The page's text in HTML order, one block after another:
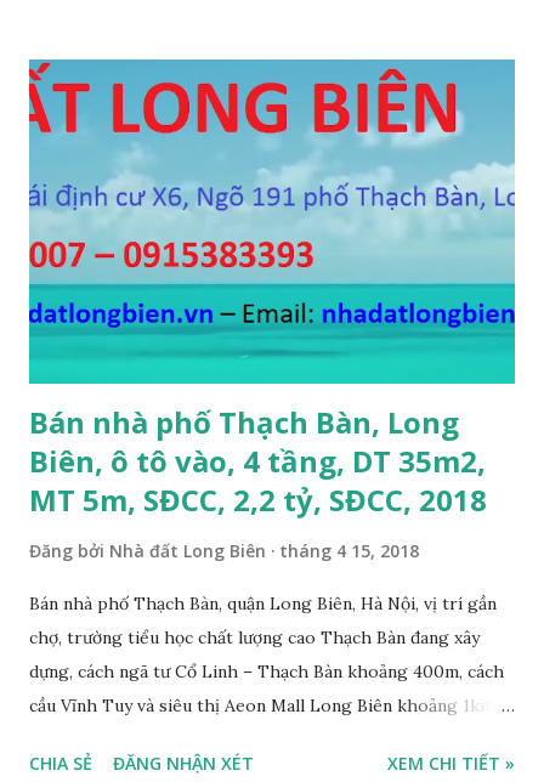
564 Nguyễn Văn Cừ, Gia Thụy, ô tô cách 15m, DT 112m2, MT
11m, chia 3 suất, hướng Đông Nam, SĐCC, giá bán: 5,7 tỷ, có
thương lượng 4. CẦN BÁN GẤP đất mặt hồ Cự Khối, gần cầu
Thanh Trì, mặt hồ rộng 2ha, đường 6m, DT 110m2, MT 6m,
hướng Tây Nam, SĐCC, giá bán: 5.5 tỷ, có thương lượng; 5.
CẦN BÁN GẤP đất đấu giá A1A2A3 Cự Khối, gần cầu Thanh
Trì, đường 8.5m, DT 66m2, MT 5.5m, hướng Đông Bắc, SĐCC,
giá bán: 4.2 tỷ, có thương lượng; 6. CẦN BÁN GẤP đất Ngõ 38
phố Tư Đình, gần đường Cổ Linh, ngõ 3m, DT...
Bán nhà phố Thạch Bàn, Long
Biên, ô tô vào, 4 tầng, DT 35m2,
MT 5m, SĐCC, 2,2 tỷ, SĐCC, 2018
Đăng bởi Nhà đất Long Biên tháng 4 15, 2018
Bán nhà phố Thạch Bàn, quận Long Biên, Hà Nội, vị trí gần
chợ, trường tiểu học chất lượng cao Thạch Bàn đang xây
dựng, cách ngã tư Cổ Linh – Thạch Bàn khoảng 400m, cách
cầu Vĩnh Tuy và siêu thị Aeon Mall Long Biên khoảng 1km,
4 tầng, diện tích mặt bằng 35m2, mặt tiền 5m, thiết kế 3
CHIA SẺ ĐĂNG NHẬN XÉT XEM CHI TIẾT »